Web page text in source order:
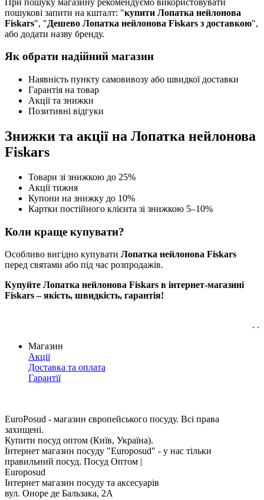
пошукові запити на кшталт: "купити Лопатка нейлонова
Fiskars", "Дешево Лопатка нейлонова Fiskars з доставкою",
або додати назву бренду.
Як обрати надійний магазин
Наявність пункту самовивозу або швидкої доставки
Гарантія на товар
Акції та знижки
Позитивні відгуки
Знижки та акції на Лопатка нейлонова
Fiskars
Товари зі знижкою до 25%
Акції тижня
Купони на знижку до 10%
Картки постійного клієнта зі знижкою 5–10%
Коли краще купувати?
Особливо вигідно купувати Лопатка нейлонова Fiskars
перед святами або під час розпродажів.
Купуйте Лопатка нейлонова Fiskars в інтернет-магазині
Fiskars – якість, швидкість, гарантія!
. .
Магазин
Акції
Доставка та оплата
Гарантії
EuroPosud - магазин європейського посуду. Всі права
захищені.
Купити посуд оптом (Київ, Україна).
Інтернет магазин посуду "Europosud" - у нас тільки
правильний посуд. Посуд Оптом |
Europosud
Інтернет магазин посуду та аксесуарів
вул. Оноре де Бальзака, 2А